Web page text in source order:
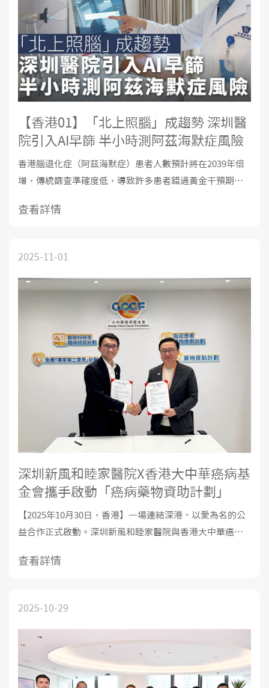
【香港01】「北上照腦」成趨勢 深圳醫
院引入AI早篩 半小時測阿茲海默症風險
香港腦退化症（阿茲海默症）患者人數預計將在2039年倍
增，傳統篩查準確度低，導致許多患者錯過黃金干預期。
指出，應在45歲開始規律進行腦健康體檢，從「被動治
查看詳情
2025-11-01
深圳新風和睦家醫院X香港大中華癌病基
金會攜手啟動「癌病藥物資助計劃」
【2025年10月30日，香港】一場連結深港、以愛為名的公
益合作正式啟動。深圳新風和睦家醫院與香港大中華癌病
推行「癌病藥物資助計劃」，為有經濟需要的香港癌症患
查看詳情
2025-10-29